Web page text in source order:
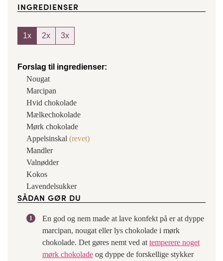
INGREDIENSER
1x 2x 3x
Forslag til ingredienser:
Nougat
Marcipan
Hvid chokolade
Mælkechokolade
Mørk chokolade
Appelsinskal (revet)
Mandler
Valnødder
Kokos
Lavendelsukker
SÅDAN GØR DU
En god og nem made at lave konfekt på er at dyppe
marcipan, nougat eller lys chokolade i mørk
chokolade. Det gøres nemt ved at temperere noget
mørk chokoladeog dyppe de forskellige stykker